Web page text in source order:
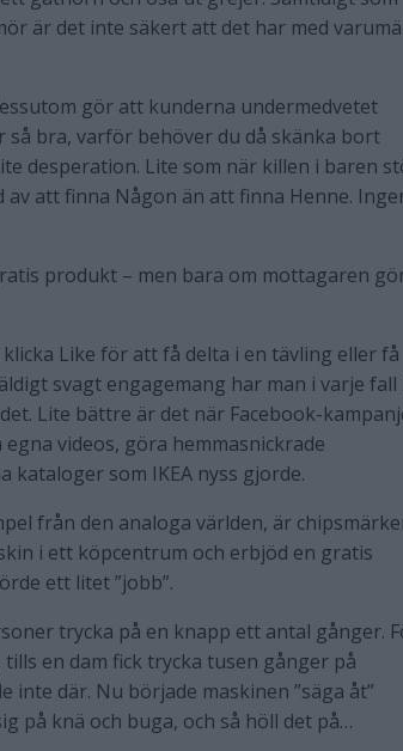
är det inte säkert att det har med
gör att kunderna undermedvetet
så bra, varför behöver du då skänka bort
desperation. Lite som när killen i baren
att finna Någon än att finna Henne.
produkt – men bara om mottagaren
Like för att få delta i en tävling eller få
svagt engagemang har man i varje fall
Lite bättre är det när Facebook-
videos, göra hemmasnickrade
kataloger som IKEA nyss gjorde.
från den analoga världen, är
i ett köpcentrum och erbjöd en gratis
ett litet ”jobb”.
trycka på en knapp ett antal gånger.
en dam fick trycka tusen gånger på
där. Nu började maskinen ”säga åt”
på knä och buga, och så höll det på…